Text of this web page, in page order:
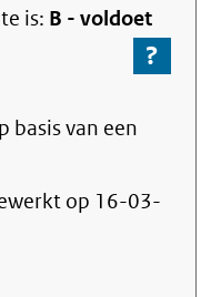
is: B -voldoet
?
Ga
over
basis van een
op 16-03-